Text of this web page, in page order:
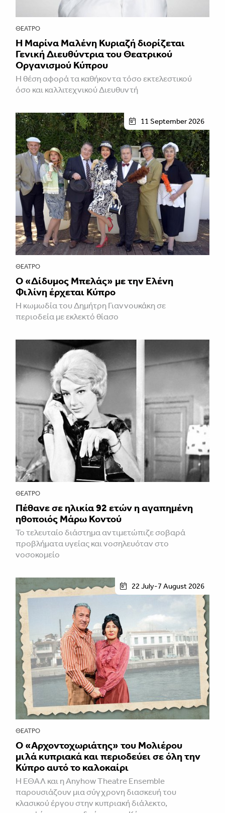
ΘΈΑΤΡΟ
Η Μαρίνα Μαλένη Κυριαζή διορίζεται
Γενική Διευθύντρια του Θεατρικού
Οργανισμού Κύπρου
Η θέση αφορά τα καθήκοντα τόσο εκτελεστικού
όσο και καλλιτεχνικού Διευθυντή
11 September 2026
ΘΈΑΤΡΟ
Ο «Δίδυμος Μπελάς» με την Ελένη
Φιλίνη έρχεται Κύπρο
Η κωμωδία του Δημήτρη Γιαννουκάκη σε
περιοδεία με εκλεκτό θίασο
ΘΈΑΤΡΟ
Πέθανε σε ηλικία 92 ετών η αγαπημένη
ηθοποιός Μάρω Κοντού
Το τελευταίο διάστημα αντιμετώπιζε σοβαρά
προβλήματα υγείας και νοσηλευόταν στο
νοσοκομείο
22 July-7 August 2026
ΘΈΑΤΡΟ
Ο «Αρχοντοχωριάτης» του Μολιέρου
μιλά κυπριακά και περιοδεύει σε όλη την
Κύπρο αυτό το καλοκαίρι
Η ΕΘΑΛ και η Anyhow Theatre Ensemble
παρουσιάζουν μια σύγχρονη διασκευή του
κλασικού έργου στην κυπριακή διάλεκτο,